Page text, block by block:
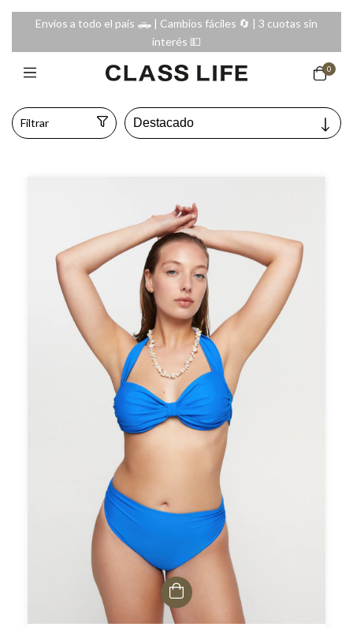
Envíos a todo el país 🛻 | Cambios fáciles 🔄️ | 3 cuotas sin
interés 💵
0
Filtrar